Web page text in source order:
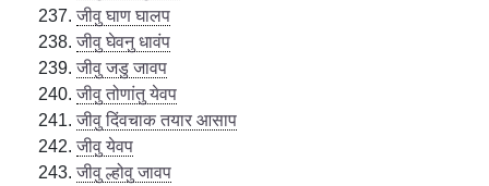
जीवु घाण घालप
जीवु घेवनु धावंप
जीवु जडु जावप
जीवु तोणांतु येवप
जीवु दिंवचाक तयार आसाप
जीवु येवप
जीवु ल्होवु जावप